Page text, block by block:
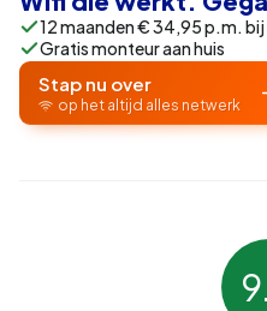
12 maanden € 34,95 p.m.
Gratis monteur aan huis
Stap nu over
op het altijd alles netwerk